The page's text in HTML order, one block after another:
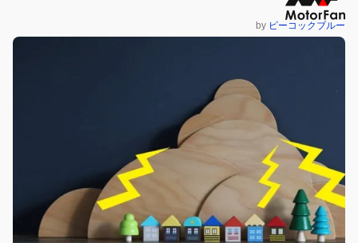
by ピーコックブルー